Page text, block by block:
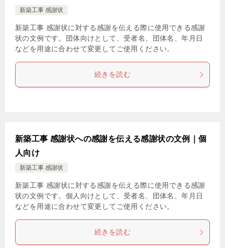
新築工事 感謝状
新築工事 感謝状に対する感謝を伝える際に使用できる感謝
状の文例です。団体向けとして、受者名、団体名、年月日
などを用途に合わせて変更してご使用ください。
続きを読む
新築工事 感謝状への感謝を伝える感謝状の文例｜個
人向け
新築工事 感謝状
新築工事 感謝状に対する感謝を伝える際に使用できる感謝
状の文例です。個人向けとして、受者名、団体名、年月日
などを用途に合わせて変更してご使用ください。
続きを読む